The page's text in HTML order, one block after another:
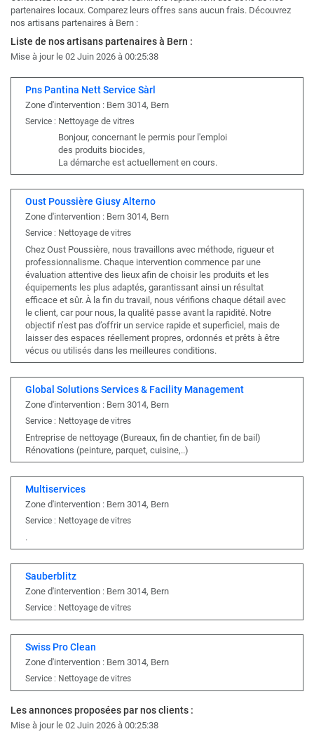
partenaires locaux. Comparez leurs offres sans aucun frais. Découvrez
nos artisans partenaires à Bern :
Liste de nos artisans partenaires à Bern :
Mise à jour le 02 Juin 2026 à 00:25:38
Pns Pantina Nett Service Sàrl
Zone d'intervention : Bern 3014, Bern
Service : Nettoyage de vitres
Bonjour, concernant le permis pour l'emploi
des produits biocides,
La démarche est actuellement en cours.
Oust Poussière Giusy Alterno
Zone d'intervention : Bern 3014, Bern
Service : Nettoyage de vitres
Chez Oust Poussière, nous travaillons avec méthode, rigueur et
professionnalisme. Chaque intervention commence par une
évaluation attentive des lieux afin de choisir les produits et les
équipements les plus adaptés, garantissant ainsi un résultat
efficace et sûr. À la fin du travail, nous vérifions chaque détail avec
le client, car pour nous, la qualité passe avant la rapidité. Notre
objectif n’est pas d’offrir un service rapide et superficiel, mais de
laisser des espaces réellement propres, ordonnés et prêts à être
vécus ou utilisés dans les meilleures conditions.
Global Solutions Services & Facility Management
Zone d'intervention : Bern 3014, Bern
Service : Nettoyage de vitres
Entreprise de nettoyage (Bureaux, fin de chantier, fin de bail)
Rénovations (peinture, parquet, cuisine,..)
Multiservices
Zone d'intervention : Bern 3014, Bern
Service : Nettoyage de vitres
.
Sauberblitz
Zone d'intervention : Bern 3014, Bern
Service : Nettoyage de vitres
Swiss Pro Clean
Zone d'intervention : Bern 3014, Bern
Service : Nettoyage de vitres
Les annonces proposées par nos clients :
Mise à jour le 02 Juin 2026 à 00:25:38